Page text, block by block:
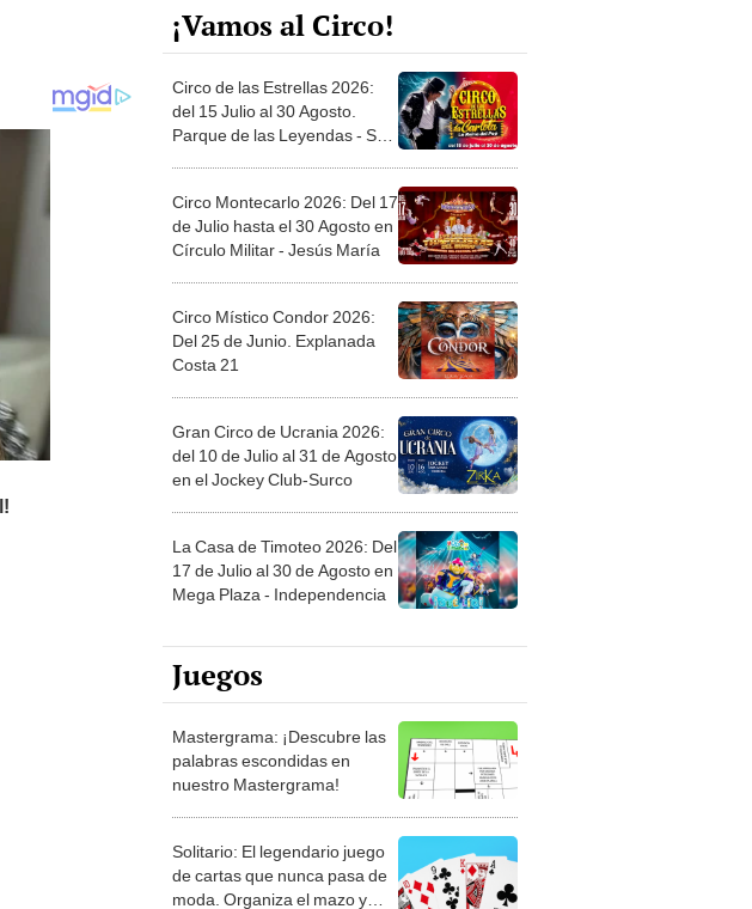
¡Vamos al Circo!
Circo de las Estrellas 2026:
del 15 Julio al 30 Agosto.
Parque de las Leyendas - San
Circo Montecarlo 2026: Del 17
de Julio hasta el 30 Agosto en
Círculo Militar - Jesús María
Circo Místico Condor 2026:
Del 25 de Junio. Explanada
Costa 21
Gran Circo de Ucrania 2026:
del 10 de Julio al 31 de Agosto
en el Jockey Club-Surco
La Casa de Timoteo 2026: Del
17 de Julio al 30 de Agosto en
Mega Plaza - Independencia
Juegos
Mastergrama: ¡Descubre las
palabras escondidas en
nuestro Mastergrama!
Solitario: El legendario juego
de cartas que nunca pasa de
moda. Organiza el mazo y